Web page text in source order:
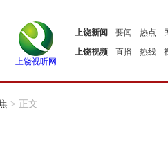
上饶视听网
上饶新闻 要闻 热点
上饶视频
直播 热线
> 正文